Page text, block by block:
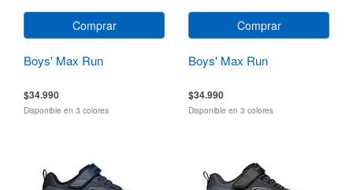
Comprar
Boys' Max Run
$34.990
Disponible en 3 colores
Comprar
Boys' Max Run
$34.990
Disponible en 3 colores